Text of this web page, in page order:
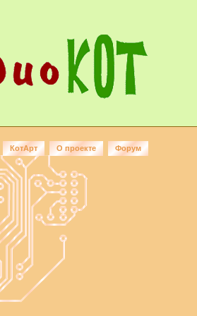
КотАрт О проекте Форум